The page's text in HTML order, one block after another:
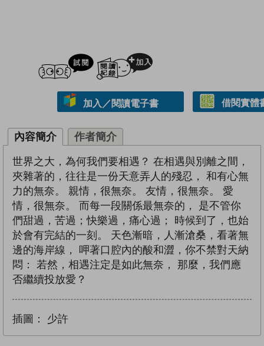
試閲
加入／閱讀電子書 借閱實體
內容簡介 作者簡介
世界之大，為何我們要相遇？ 在相遇與別離之間，
夾雜著的，往往是一份天意弄人的殘忍， 和有心無
力的無奈。 親情，很無奈。 友情，很無奈。 愛
情，很無奈。 而每一段關係最無奈的， 是不管你
們甜過，苦過；快樂過，痛心過； 時候到了，也始
於會有完結的一刻。 天色漸暗，人漸滄桑，看著無
邊的海岸線， 呷著口腔內的酸和澀，你不禁對天納
悶： 若然，相遇注定是如此無奈， 那麼，我們應
否繼續投放愛？
插圖： 少許